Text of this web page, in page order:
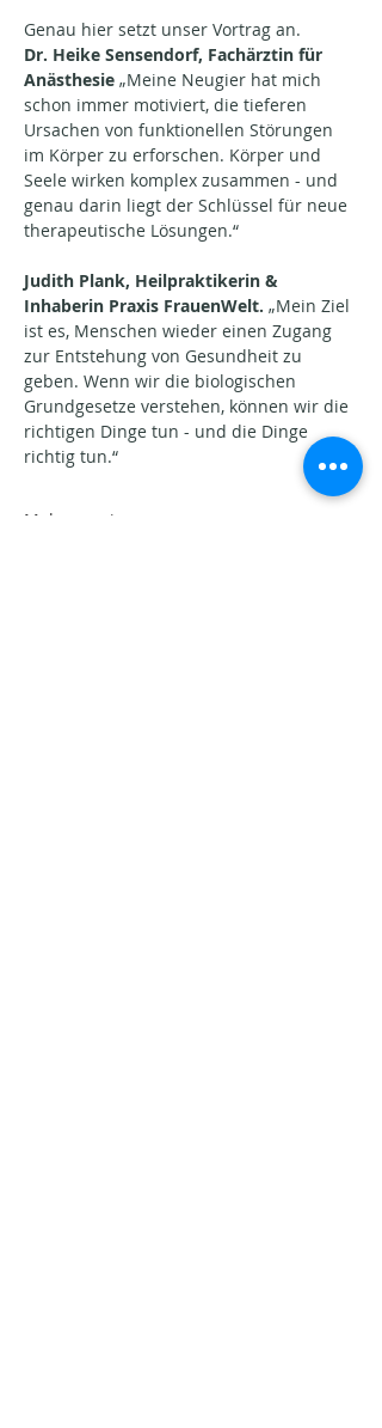
Genau hier setzt unser Vortrag an.
Dr. Heike Sensendorf, Fachärztin für
Anästhesie „Meine Neugier hat mich
schon immer motiviert, die tieferen
Ursachen von funktionellen Störungen
im Körper zu erforschen. Körper und
Seele wirken komplex zusammen - und
genau darin liegt der Schlüssel für neue
therapeutische Lösungen.“
Judith Plank, Heilpraktikerin &
Inhaberin Praxis FrauenWelt. „Mein Ziel
ist es, Menschen wieder einen Zugang
zur Entstehung von Gesundheit zu
geben. Wenn wir die biologischen
Grundgesetze verstehen, können wir die
richtigen Dinge tun - und die Dinge
richtig tun.“
Mehr anzeigen